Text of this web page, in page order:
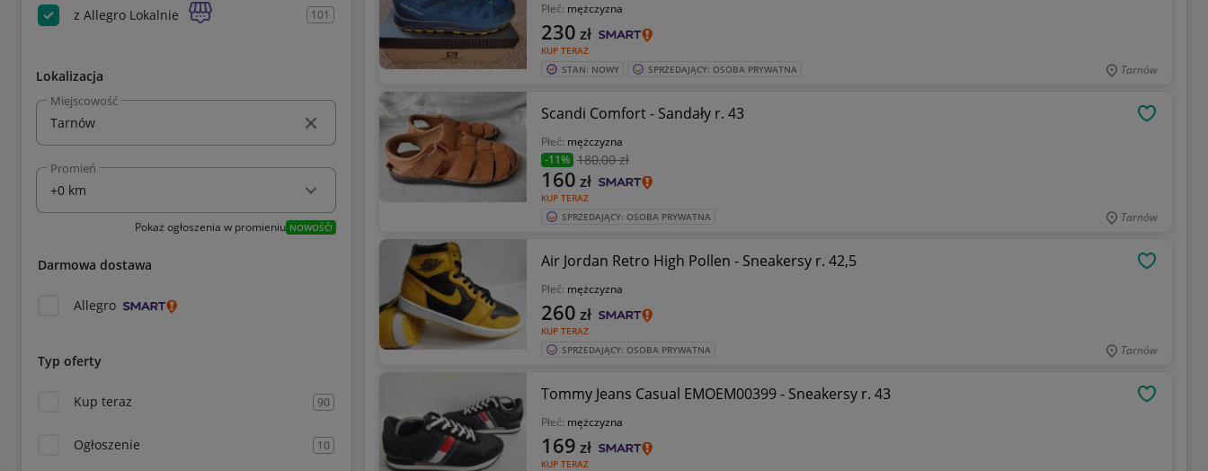
z Allegro Lokalnie 101
Lokalizacja
Miejscowość
Promień
Pokaż ogłoszenia w promieniu NOWOŚĆ!
Darmowa dostawa
Allegro
Typ oferty
Kup teraz 90
Ogłoszenie 10
Płeć: mężczyzna
KUP TERAZ
230 zł
STAN: NOWY SPRZEDAJĄCY: OSOBA PRYWATNA Tarnów
Scandi Comfort - Sandały r. 43
Płeć: mężczyzna
-11% 180,00 zł
KUP TERAZ
160 zł
SPRZEDAJĄCY: OSOBA PRYWATNA Tarnów
Air Jordan Retro High Pollen - Sneakersy r. 42,5
Płeć: mężczyzna
KUP TERAZ
260 zł
SPRZEDAJĄCY: OSOBA PRYWATNA Tarnów
Tommy Jeans Casual EMOEM00399 - Sneakersy r. 43
Płeć: mężczyzna
KUP TERAZ
169 zł